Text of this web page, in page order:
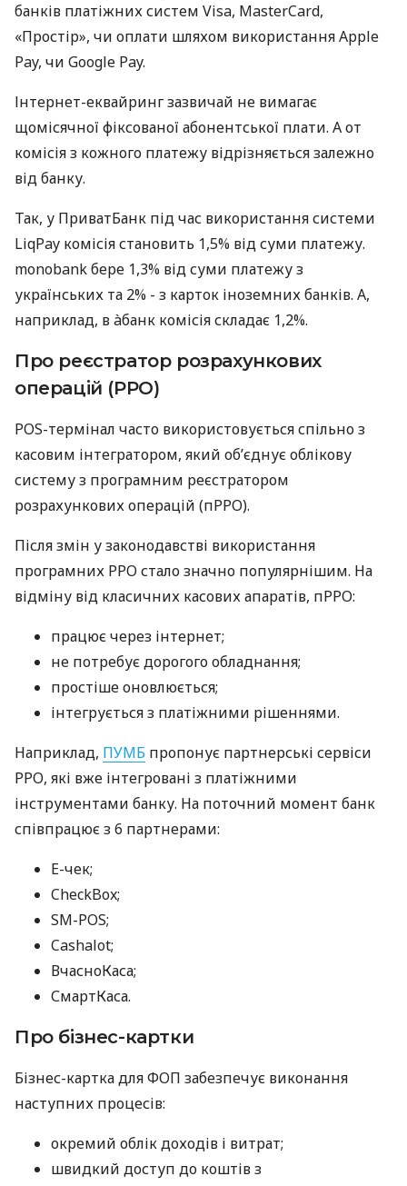
банків платіжних систем Visa, MasterCard,
«Простір», чи оплати шляхом використання Apple
Pay, чи Google Pay.
Інтернет-еквайринг зазвичай не вимагає
щомісячної фіксованої абонентської плати. А от
комісія з кожного платежу відрізняється залежно
від банку.
Так, у ПриватБанк під час використання системи
LiqPay комісія становить 1,5% від суми платежу.
monobank бере 1,3% від суми платежу з
українських та 2% - з карток іноземних банків. А,
наприклад, в àбанк комісія складає 1,2%.
Про реєстратор розрахункових
операцій (РРО)
POS-термінал часто використовується спільно з
касовим інтегратором, який об’єднує облікову
систему з програмним реєстратором
розрахункових операцій (пРРО).
Після змін у законодавстві використання
програмних РРО стало значно популярнішим. На
відміну від класичних касових апаратів, пРРО:
працює через інтернет;
не потребує дорогого обладнання;
простіше оновлюється;
інтегрується з платіжними рішеннями.
Наприклад, ПУМБ пропонує партнерські сервіси
РРО, які вже інтегровані з платіжними
інструментами банку. На поточний момент банк
співпрацює з 6 партнерами:
E-чек;
CheckBox;
SM-POS;
Cashalot;
ВчасноКаса;
СмартКаса.
Про бізнес-картки
Бізнес-картка для ФОП забезпечує виконання
наступних процесів:
окремий облік доходів і витрат;
швидкий доступ до коштів з